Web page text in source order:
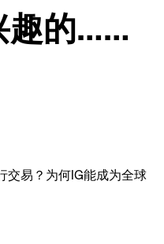
趣的……
交易？为何IG能成为全球